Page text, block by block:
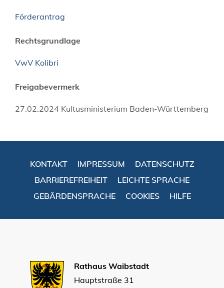
Förderantrag
Rechtsgrundlage
VwV Kolibri
Freigabevermerk
27.02.2024 Kultusministerium Baden-Württemberg
KONTAKT IMPRESSUM
DATENSCHUTZ
BARRIEREFREIHEIT
LEICHTE SPRACHE
GEBÄRDENSPRACHE
COOKIES HILFE
Rathaus Waibstadt
Hauptstraße 31